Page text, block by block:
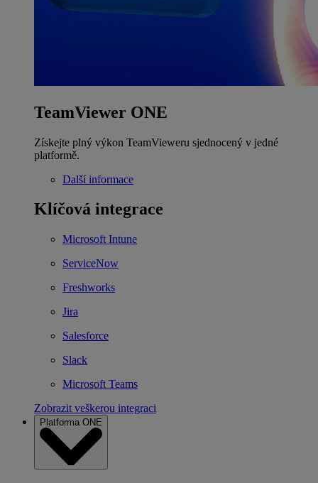
TeamViewer ONE
Získejte plný výkon TeamVieweru sjednocený v jedné
platformě.
Další informace
Klíčová integrace
Microsoft Intune
ServiceNow
Freshworks
Jira
Salesforce
Slack
Microsoft Teams
Zobrazit veškerou integraci
Platforma ONE